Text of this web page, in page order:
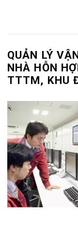
QUẢN LÝ
NHÀ HỖN
TTTM, KHU